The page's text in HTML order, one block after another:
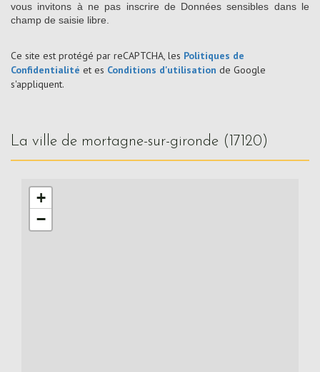
vous invitons à ne pas inscrire de Données sensibles dans le
champ de saisie libre.
Ce site est protégé par reCAPTCHA, les Politiques de
Confidentialité et es Conditions d'utilisation de Google
s'appliquent.
la ville de mortagne-sur-gironde (17120)
+
−